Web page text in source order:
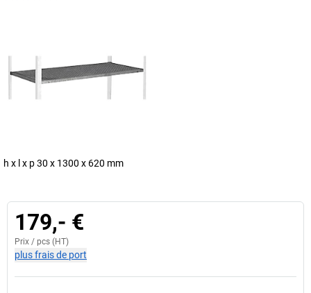
h x l x p 30 x 1300 x 620 mm
179,- €
Prix / pcs (HT)
plus frais de port